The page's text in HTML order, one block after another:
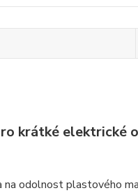
krátké elektrické
na odolnost plastového